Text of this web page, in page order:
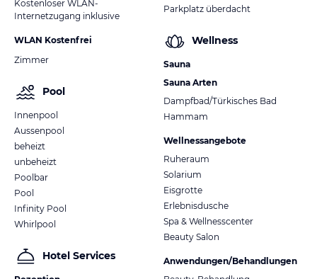
Kostenloser WLAN-
Internetzugang inklusive
WLAN Kostenfrei
Zimmer
Pool
Innenpool
Aussenpool
beheizt
unbeheizt
Poolbar
Pool
Infinity Pool
Whirlpool
Hotel Services
Parkplatz überdacht
Wellness
Sauna
Sauna Arten
Dampfbad/Türkisches Bad
Hammam
Wellnessangebote
Ruheraum
Solarium
Eisgrotte
Erlebnisdusche
Spa & Wellnesscenter
Beauty Salon
Anwendungen/Behandlungen